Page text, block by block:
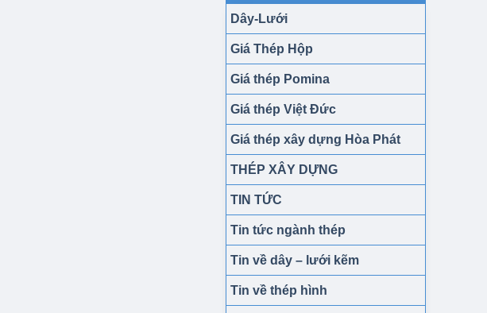
Dây-Lưới
Giá Thép Hộp
Giá thép Pomina
Giá thép Việt Đức
Giá thép xây dựng Hòa Phát
THÉP XÂY DỰNG
TIN TỨC
Tin tức ngành thép
Tin về dây – lưới kẽm
Tin về thép hình